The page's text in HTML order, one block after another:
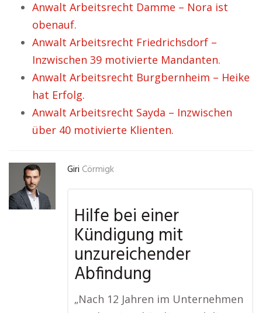
Anwalt Arbeitsrecht Damme – Nora ist
obenauf.
Anwalt Arbeitsrecht Friedrichsdorf –
Inzwischen 39 motivierte Mandanten.
Anwalt Arbeitsrecht Burgbernheim – Heike
hat Erfolg.
Anwalt Arbeitsrecht Sayda – Inzwischen
über 40 motivierte Klienten.
Giri Cörmigk
Hilfe bei einer
Kündigung mit
unzureichender
Abfindung
„Nach 12 Jahren im Unternehmen